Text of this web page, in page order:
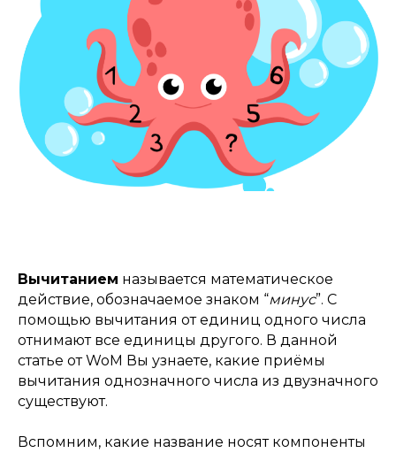
Вычитанием называется математическое
действие, обозначаемое знаком “минус”. С
помощью вычитания от единиц одного числа
отнимают все единицы другого. В данной
статье от WoM Вы узнаете, какие приёмы
вычитания однозначного числа из двузначного
существуют.
Вспомним, какие название носят компоненты